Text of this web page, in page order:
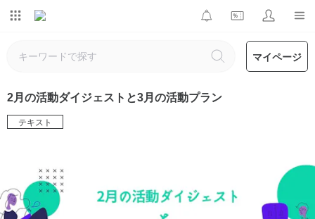
マイページ
2月の活動ダイジェストと3月の活動プラン
テキスト